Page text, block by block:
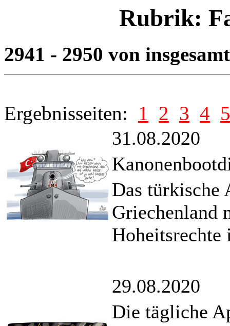
Rubrik:
2941 - 2950 von
Ergebnisseiten: 1 2 3 4 5
31.08.2020
Das türkische
Griechenland
Hoheitsrechte
29.08.2020
Die tägliche